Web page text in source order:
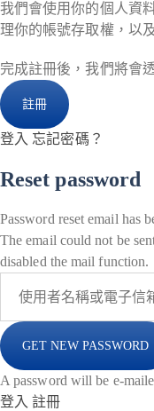
我們會使用你的個人資
理你的帳號存取權，以
完成註冊後，我們將會
登入 忘記密碼？
Reset password
Password reset email has
The email could not be
disabled the mail function.
A password will be e-
登入 註冊